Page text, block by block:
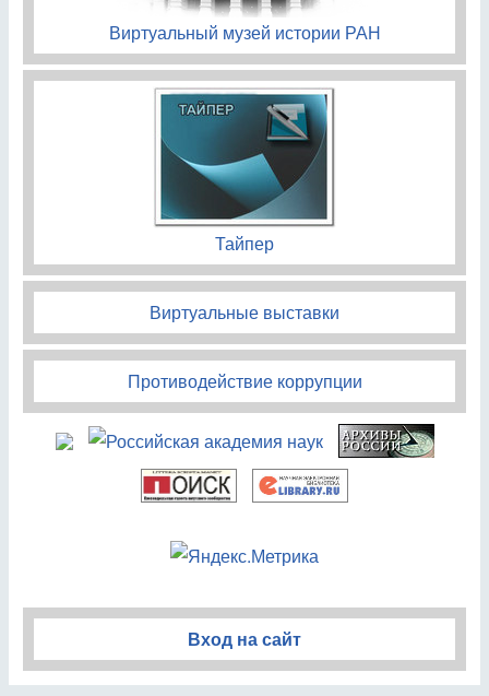
Виртуальный музей истории РАН
Тайпер
Виртуальные выставки
Противодействие коррупции
Вход на сайт